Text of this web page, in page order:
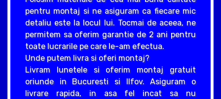
pentru montaj si ne asiguram ca fiecare mic
detaliu este la locul lui. Tocmai de aceea, ne
permitem sa oferim garantie de 2 ani pentru
toate lucrarile pe care le-am efectua.
Unde putem livra si oferi montaj?
Livram lunetele si oferim montaj gratuit
oriunde in Bucuresti si Ilfov. Asiguram o
livrare rapida, in asa fel incat sa nu